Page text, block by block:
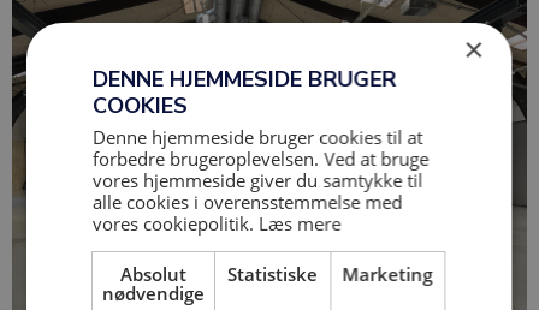
×
DENNE HJEMMESIDE BRUGER
COOKIES
Denne hjemmeside bruger cookies til at
forbedre brugeroplevelsen. Ved at bruge
vores hjemmeside giver du samtykke til
alle cookies i overensstemmelse med
vores cookiepolitik. Læs mere
Absolut
nødvendige
Statistiske Marketing